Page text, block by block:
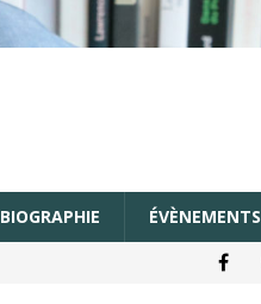
BIOGRAPHIE ÉVÈNEMENTS